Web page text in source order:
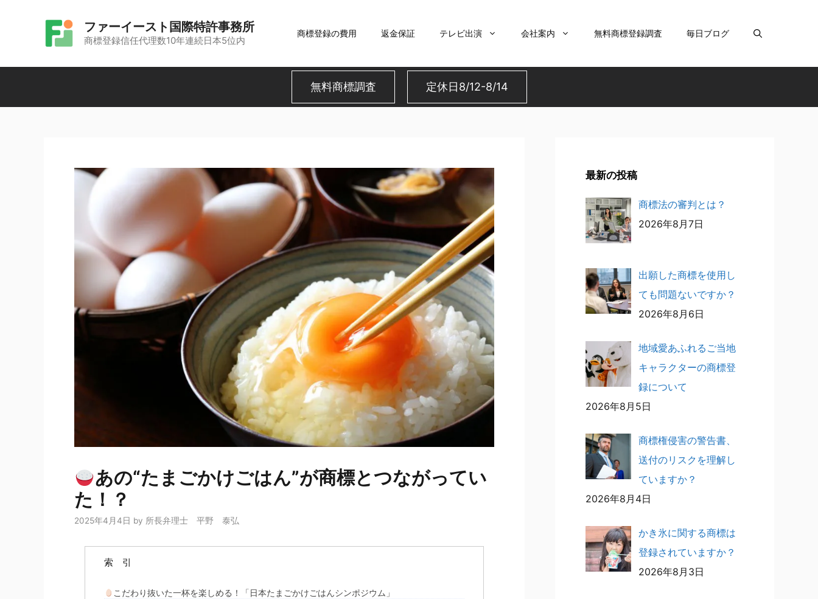
ン
へ
ファーイースト国際特許事務所
商標登録信任代理数10年連続日本5位内
商標登録の費用 返金保証 テレビ出演 会社案内 無料商標登録調査 毎日ブログ
無料商標調査 定休日8/12-8/14
あの“たまごかけごはん”が商標とつながってい
た！？
2025年4月4日 by 所長弁理士 平野 泰弘
索 引
こだわり抜いた一杯を楽しめる！「日本たまごかけごはんシンポジウム」
最新の投稿
商標法の審判とは？
2026年8月7日
出願した商標を使用し
ても問題ないですか？
2026年8月6日
地域愛あふれるご当地
キャラクターの商標登
録について
2026年8月5日
商標権侵害の警告書、
送付のリスクを理解し
ていますか？
2026年8月4日
かき氷に関する商標は
登録されていますか？
2026年8月3日